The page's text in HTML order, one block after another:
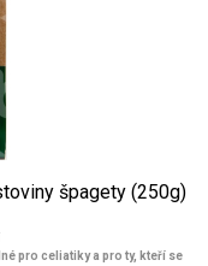
špagety (250g)
pro celiatiky a pro ty, kteří se